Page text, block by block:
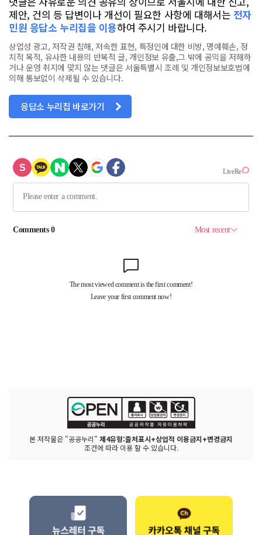
제안, 건의 등 답변이나 개선이 필요한 사항에 대해서는 전자
민원 응답소 누리집을 이용하여 주시기 바랍니다.
상업성 광고, 저작권 침해, 저속한 표현, 특정인에 대한 비방, 명예훼손, 정
치적 목적, 유사한 내용의 반복적 글, 개인정보 유출,그 밖에 공익을 저해하
거나 운영 취지에 맞지 않는 댓글은 서울특별시 조례 및 개인정보보호법에
의해 통보없이 삭제될 수 있습니다.
응답소 누리집 바로가기
본 저작물은 "공공누리" 제4유형:출처표시+상업적 이용금지+변경금지
조건에 따라 이용 할 수 있습니다.